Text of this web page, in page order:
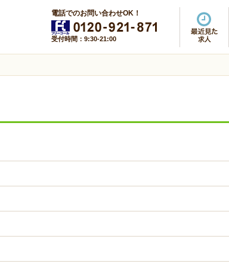
電話でのお問い合わせOK！
受付時間：9:30-21:00